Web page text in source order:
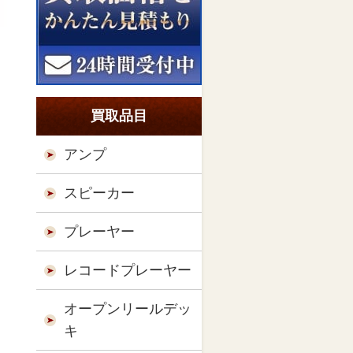
買取品目
アンプ
スピーカー
プレーヤー
レコードプレーヤー
オープンリールデッ
キ